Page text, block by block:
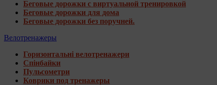
Беговые дорожки с виртуальной тренировкой
Беговые дорожки для дома
Беговые дорожки без поручней.
Велотренажеры
Горизонтальні велотренажери
Спінбайки
Пульсометри
Коврики под тренажеры